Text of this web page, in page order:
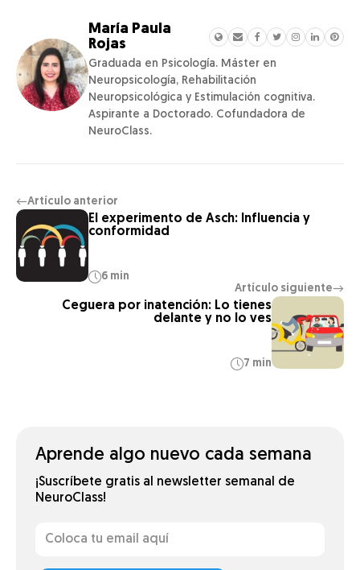
María Paula
Rojas
Graduada en Psicología. Máster en
Neuropsicología, Rehabilitación
Neuropsicológica y Estimulación cognitiva.
Aspirante a Doctorado. Cofundadora de
NeuroClass.
←Artículo anterior
El experimento de Asch: Influencia y
conformidad
6 min
Artículo siguiente→
Ceguera por inatención: Lo tienes
delante y no lo ves
7 min
Aprende algo nuevo cada semana
¡Suscríbete gratis al newsletter semanal de
NeuroClass!